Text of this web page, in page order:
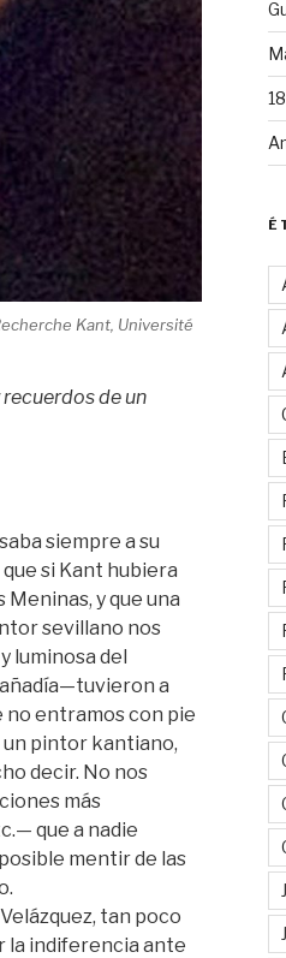
Kant, Université
recuerdos de un
siempre a su
si Kant hubiera
y que una
sevillano nos
luminosa del
a
no entramos con pie
un pintor kantiano,
decir. No nos
más
que a nadie
mentir de las
tan poco
la indiferencia ante